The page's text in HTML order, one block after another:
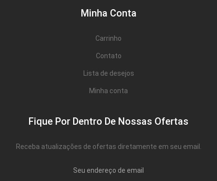
Minha Conta
Carrinho
Contato
Lista de desejos
Minha conta
Fique Por Dentro De Nossas Ofertas
Receba atualizações de ofertas diretamente em seu email.